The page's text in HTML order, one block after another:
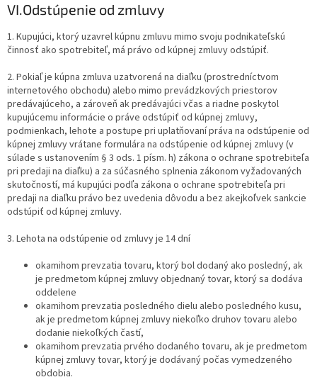
VI.Odstúpenie od zmluvy
1. Kupujúci, ktorý uzavrel kúpnu zmluvu mimo svoju podnikateľskú
činnosť ako spotrebiteľ, má právo od kúpnej zmluvy odstúpiť.
2. Pokiaľ je kúpna zmluva uzatvorená na diaľku (prostredníctvom
internetového obchodu) alebo mimo prevádzkových priestorov
predávajúceho, a zároveň ak predávajúci včas a riadne poskytol
kupujúcemu informácie o práve odstúpiť od kúpnej zmluvy,
podmienkach, lehote a postupe pri uplatňovaní práva na odstúpenie od
kúpnej zmluvy vrátane formulára na odstúpenie od kúpnej zmluvy (v
súlade s ustanovením § 3 ods. 1 písm. h) zákona o ochrane spotrebiteľa
pri predaji na diaľku) a za súčasného splnenia zákonom vyžadovaných
skutočností, má kupujúci podľa zákona o ochrane spotrebiteľa pri
predaji na diaľku právo bez uvedenia dôvodu a bez akejkoľvek sankcie
odstúpiť od kúpnej zmluvy.
3. Lehota na odstúpenie od zmluvy je 14 dní
okamihom prevzatia tovaru, ktorý bol dodaný ako posledný, ak
je predmetom kúpnej zmluvy objednaný tovar, ktorý sa dodáva
oddelene
okamihom prevzatia posledného dielu alebo posledného kusu,
ak je predmetom kúpnej zmluvy niekoľko druhov tovaru alebo
dodanie niekoľkých častí,
okamihom prevzatia prvého dodaného tovaru, ak je predmetom
kúpnej zmluvy tovar, ktorý je dodávaný počas vymedzeného
obdobia.